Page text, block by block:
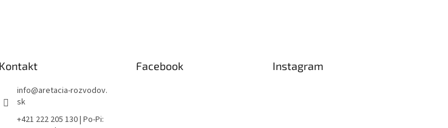
Kontakt
info@aretacia-rozvodov.
sk
+421 222 205 130 | Po-Pi:
Facebook Instagram